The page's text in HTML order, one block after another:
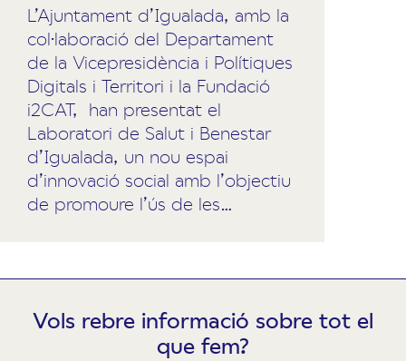
L’Ajuntament d’Igualada, amb la
col·laboració del Departament
de la Vicepresidència i Polítiques
Digitals i Territori i la Fundació
i2CAT, han presentat el
Laboratori de Salut i Benestar
d’Igualada, un nou espai
d’innovació social amb l’objectiu
de promoure l’ús de les…
Vols rebre informació sobre tot el
que fem?